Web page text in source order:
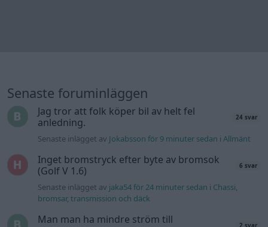
hybridbilar
Kia Ceed 2017 batteritorsk med jämna
mellanrum. Varför?
46 svar
Senaste inlägget avAnsan för 18 timmar sedaniGenerell
felsökning
Övertryck i vevhus, Volvo 940 b230fk
Senaste inlägget avMossan1 för 23 timmar sedani Generell
felsökning
Fälg till Husqvarna Novolett 1955